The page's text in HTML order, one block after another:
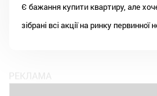
Є бажання купити квартиру, але
зібрані всі акції на ринку первинної